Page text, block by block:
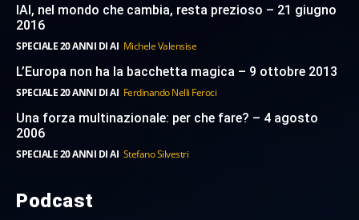
IAI, nel mondo che cambia, resta prezioso – 21 giugno
2016
SPECIALE 20 ANNI DI AI Michele Valensise
L’Europa non ha la bacchetta magica – 9 ottobre 2013
SPECIALE 20 ANNI DI AI Ferdinando Nelli Feroci
Una forza multinazionale: per che fare? – 4 agosto
2006
SPECIALE 20 ANNI DI AI Stefano Silvestri
Podcast